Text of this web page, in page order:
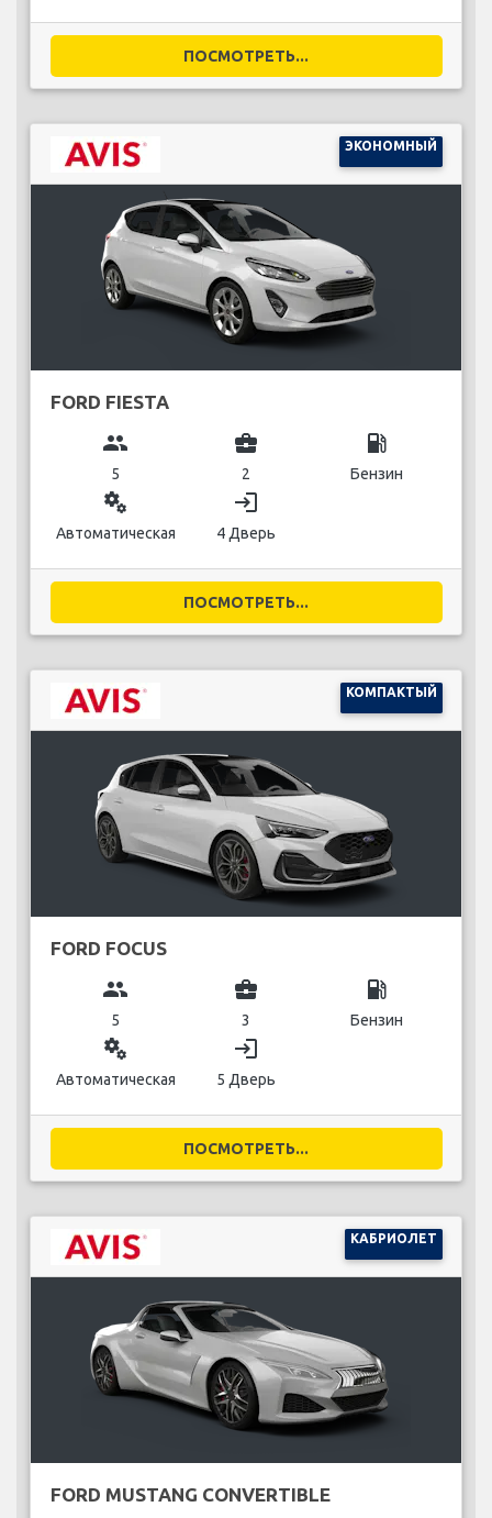
ПОСМОТРЕТЬ...
ЭКОНОМНЫЙ
FORD FIESTA
group
5
business_center
2
local_gas_station
Бензин
miscellaneous_services
Автоматическая
login
4 Дверь
ПОСМОТРЕТЬ...
КОМПАКТЫЙ
FORD FOCUS
group
5
business_center
3
local_gas_station
Бензин
miscellaneous_services
Автоматическая
login
5 Дверь
ПОСМОТРЕТЬ...
КАБРИОЛЕТ
FORD MUSTANG CONVERTIBLE